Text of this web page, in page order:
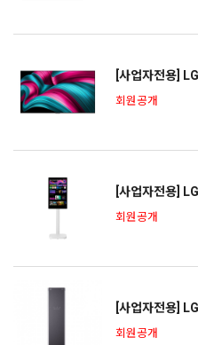
[사업자전용]
회원공개
[사업자전용]
회원공개
[사업자전용]
회원공개